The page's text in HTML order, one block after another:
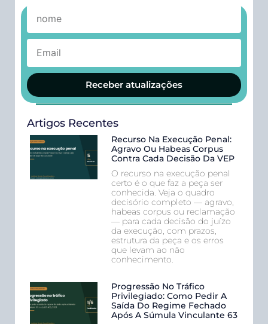
Receber atualizações
Artigos Recentes
Recurso Na Execução Penal:
Agravo Ou Habeas Corpus
Contra Cada Decisão Da VEP
O recurso na execução penal
certo é o que faz a peça ser
conhecida. Veja o quadro
decisório completo — agravo,
habeas corpus ou reclamação
— para cada decisão do juízo
da execução, com prazos,
estrutura da peça e os erros
que levam ao não
conhecimento.
Progressão No Tráfico
Privilegiado: Como Pedir A
Saída Do Regime Fechado
Após A Súmula Vinculante 63